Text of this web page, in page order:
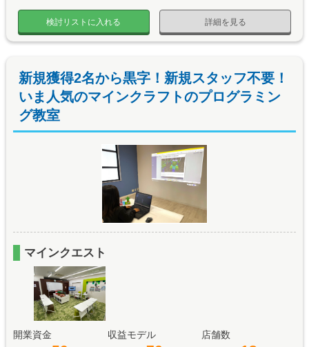
詳細を見る
検討リストに入れる
新規獲得2名から黒字！新規スタッフ不要！
いま人気のマインクラフトのプログラミン
グ教室
マインクエスト
開業資金 収益モデル 店舗数